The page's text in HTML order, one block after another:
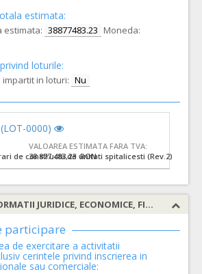
estimata:
estimata: 38877483.23 Moneda:
loturile:
in loturi: Nu
0000)
de constructii de unitati spitalicesti (Rev.2)
VALOAREA ESTIMATA FARA TVA:
38.877.483,23 RON
SECTIUNEA III: INFORMATII JURIDICE, ECONOMICE, FINANCIARE SI TEHNICE
participare
de exercitare a activitatii
cerintele privind inscrierea in
sau comerciale: